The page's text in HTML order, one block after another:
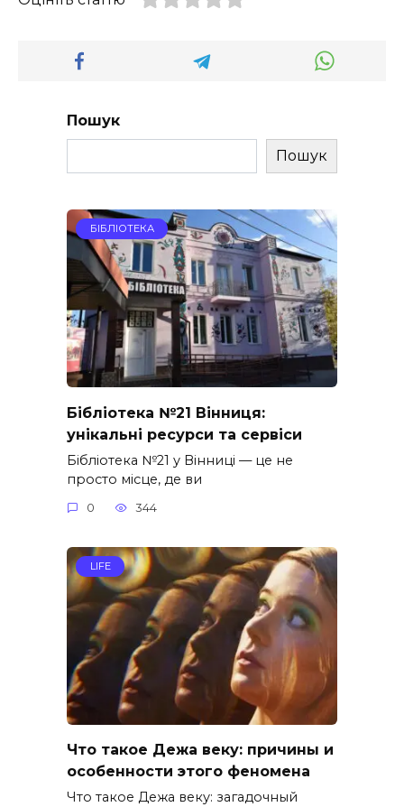
Пошук
Пошук
БІБЛІОТЕКА
Бібліотека №21 Вінниця:
унікальні ресурси та сервіси
Бібліотека №21 у Вінниці — це не
просто місце, де ви
0 344
LIFE
Что такое Дежа веку: причины и
особенности этого феномена
Что такое Дежа веку: загадочный